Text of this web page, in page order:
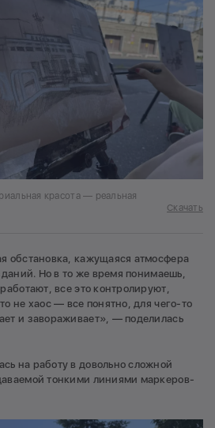
красота — реальная
Скачать
обстановка, кажущаяся атмосфера
Но в то же время понимаешь,
все это контролируют,
не хаос — все понятно, для чего-то
и завораживает», — поделилась
на работу в довольно сложной
тонкими линиями маркеров-